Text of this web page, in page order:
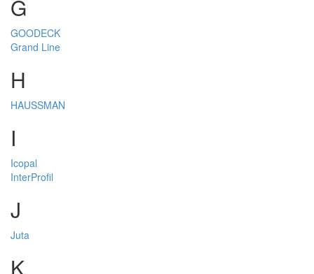
G
GOODECK
Grand Line
H
HAUSSMAN
I
Icopal
InterProfil
J
Juta
K